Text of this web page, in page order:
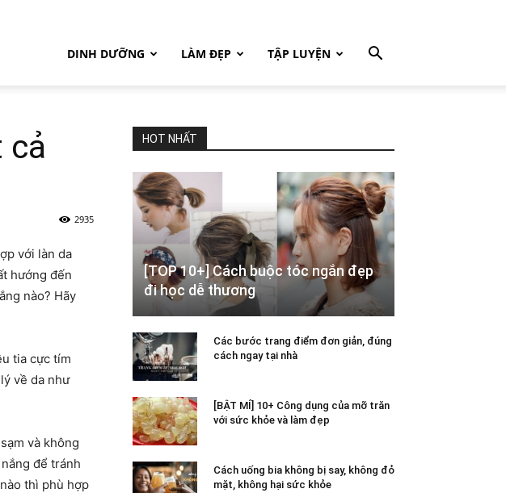
DINH DƯỠNG LÀM ĐẸP TẬP LUYỆN
cả
2935
với làn da
hướng đến
nào? Hãy
tia cực tím
về da như
và không
để tránh
thì phù hợp
HOT NHẤT
[TOP 10+] Cách buộc tóc ngắn đẹp
đi học dễ thương
Các bước trang điểm đơn giản, đúng
cách ngay tại nhà
[BẬT MÍ] 10+ Công dụng của mỡ trăn
với sức khỏe và làm đẹp
Cách uống bia không bị say, không đỏ
mặt, không hại sức khỏe